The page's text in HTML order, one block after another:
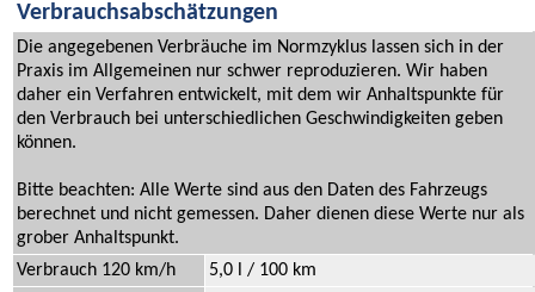
Verbrauchsabschätzungen
Die angegebenen Verbräuche im Normzyklus lassen sich in der
Praxis im Allgemeinen nur schwer reproduzieren. Wir haben
daher ein Verfahren entwickelt, mit dem wir Anhaltspunkte für
den Verbrauch bei unterschiedlichen Geschwindigkeiten geben
können.
Bitte beachten: Alle Werte sind aus den Daten des Fahrzeugs
berechnet und nicht gemessen. Daher dienen diese Werte nur als
grober Anhaltspunkt.
Verbrauch 120 km/h
5,0 l / 100 km